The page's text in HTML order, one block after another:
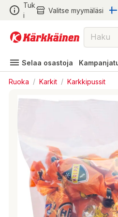
Tuk
i
Valitse myymäläsi
Selaa osastoja
Ruoka / Karkit / Karkkipussit